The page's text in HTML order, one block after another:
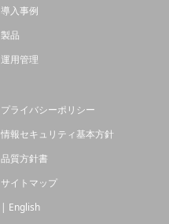
導入事例
製品
運用管理
プライバシーポリシー
情報セキュリティ基本方針
品質方針書
サイトマップ
| English